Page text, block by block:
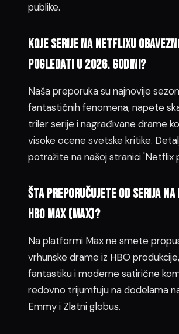
publike.
Koje serije na Netflixu
pogledati u 2026. godini?
Naša preporuka su najnovije
fantastičnih fenomena, napete
triler serije i nagrađivane drame
visoke ocene svetske kritike.
potražite na našoj stranici 'Netflix
Šta preporučujete od serija
HBO Max (Max)?
Na platformi Max ne smete
vrhunske drame iz HBO
fantastiku i moderne satirične
redovno trijumfuju na dodelama
Emmy i Zlatni globus.